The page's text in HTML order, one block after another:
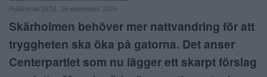
ANNONSERA
NÄRINGSLIV
MER
Publicerad 16:51, 25 september 2024
Skärholmen behöver mer nattvandring för att
tryggheten ska öka på gatorna. Det anser
Centerpartiet som nu lägger ett skarpt förslag